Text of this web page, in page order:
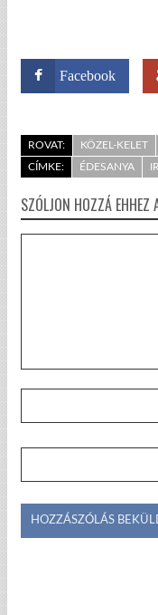
Facebook
ROVAT: KÖZEL-KELET
CÍMKE:
ÉDESANYA
SZÓLJON HOZZÁ EHHEZ